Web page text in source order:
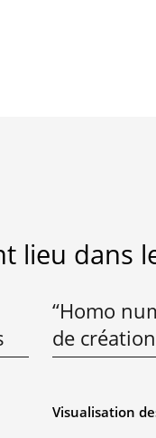
lieu dans
“Homo
de
Visualisation